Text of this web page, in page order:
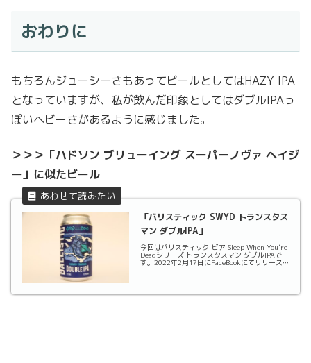
おわりに
もちろんジューシーさもあってビールとしてはHAZY IPA
となっていますが、私が飲んだ印象としてはダブルIPAっ
ぽいヘビーさがあるように感じました。
＞＞＞「ハドソン ブリューイング スーパーノヴァ ヘイジ
ー」に似たビール
「バリスティック SWYD トランスタス
マン ダブルIPA」
今回はバリスティック ビア Sleep When You're
Deadシリーズ トランスタスマン ダブルIPAで
す。2022年2月17日にFaceBookにてリリース